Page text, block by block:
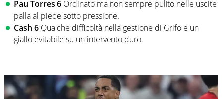
Pau Torres 6 Ordinato ma non sempre pulito nelle uscite
palla al piede sotto pressione.
Cash 6 Qualche difficoltà nella gestione di Grifo e un
giallo evitabile su un intervento duro.